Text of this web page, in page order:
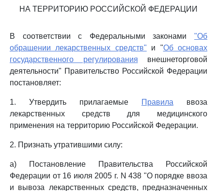
НА ТЕРРИТОРИЮ РОССИЙСКОЙ ФЕДЕРАЦИИ
В соответствии с Федеральными законами "Об
обращении лекарственных средств" и "Об основах
государственного регулирования внешнеторговой
деятельности" Правительство Российской Федерации
постановляет:
1. Утвердить прилагаемые Правила ввоза
лекарственных средств для медицинского
применения на территорию Российской Федерации.
2. Признать утратившими силу:
а) Постановление Правительства Российской
Федерации от 16 июля 2005 г. N 438 "О порядке ввоза
и вывоза лекарственных средств, предназначенных